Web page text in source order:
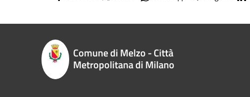
Comune di Melzo - Città
Metropolitana di Milano